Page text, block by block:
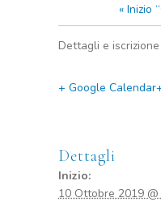
«Inizio
Dettagli e
+ Google Calendar
Dettagli
Inizio:
10 Ottobre 2019 @